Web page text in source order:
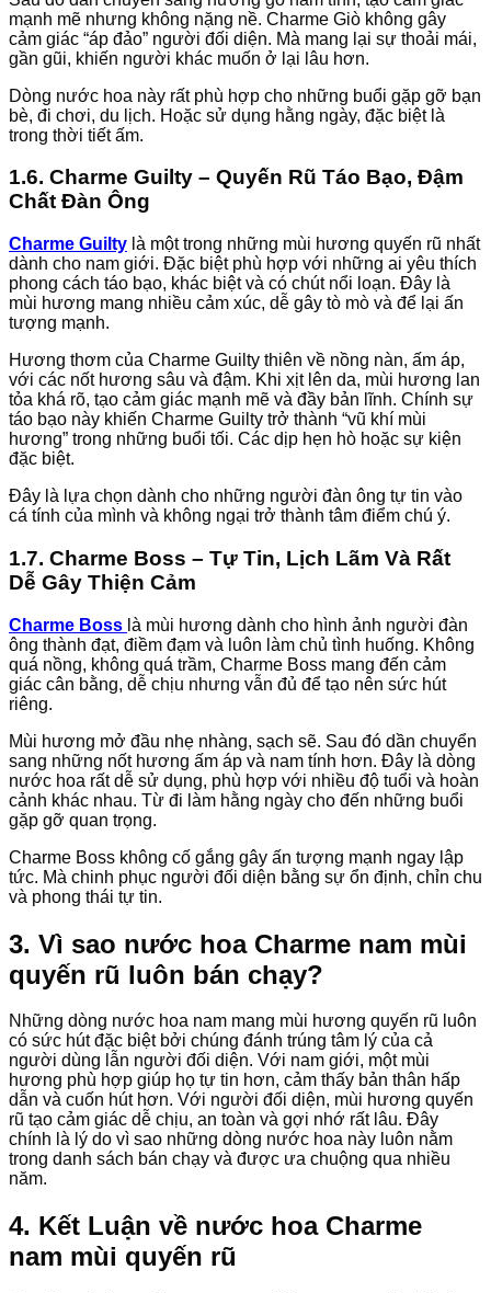
mạnh mẽ nhưng không nặng nề. Charme Giò không gây
cảm giác “áp đảo” người đối diện. Mà mang lại sự thoải mái,
gần gũi, khiến người khác muốn ở lại lâu hơn.
Dòng nước hoa này rất phù hợp cho những buổi gặp gỡ bạn
bè, đi chơi, du lịch. Hoặc sử dụng hằng ngày, đặc biệt là
trong thời tiết ấm.
1.6. Charme Guilty – Quyến Rũ Táo Bạo, Đậm
Chất Đàn Ông
Charme Guilty là một trong những mùi hương quyến rũ nhất
dành cho nam giới. Đặc biệt phù hợp với những ai yêu thích
phong cách táo bạo, khác biệt và có chút nổi loạn. Đây là
mùi hương mang nhiều cảm xúc, dễ gây tò mò và để lại ấn
tượng mạnh.
Hương thơm của Charme Guilty thiên về nồng nàn, ấm áp,
với các nốt hương sâu và đậm. Khi xịt lên da, mùi hương lan
tỏa khá rõ, tạo cảm giác mạnh mẽ và đầy bản lĩnh. Chính sự
táo bạo này khiến Charme Guilty trở thành “vũ khí mùi
hương” trong những buổi tối. Các dịp hẹn hò hoặc sự kiện
đặc biệt.
Đây là lựa chọn dành cho những người đàn ông tự tin vào
cá tính của mình và không ngại trở thành tâm điểm chú ý.
1.7. Charme Boss – Tự Tin, Lịch Lãm Và Rất
Dễ Gây Thiện Cảm
Charme Boss là mùi hương dành cho hình ảnh người đàn
ông thành đạt, điềm đạm và luôn làm chủ tình huống. Không
quá nồng, không quá trầm, Charme Boss mang đến cảm
giác cân bằng, dễ chịu nhưng vẫn đủ để tạo nên sức hút
riêng.
Mùi hương mở đầu nhẹ nhàng, sạch sẽ. Sau đó dần chuyển
sang những nốt hương ấm áp và nam tính hơn. Đây là dòng
nước hoa rất dễ sử dụng, phù hợp với nhiều độ tuổi và hoàn
cảnh khác nhau. Từ đi làm hằng ngày cho đến những buổi
gặp gỡ quan trọng.
Charme Boss không cố gắng gây ấn tượng mạnh ngay lập
tức. Mà chinh phục người đối diện bằng sự ổn định, chỉn chu
và phong thái tự tin.
3. Vì sao nước hoa Charme nam mùi
quyến rũ luôn bán chạy?
Những dòng nước hoa nam mang mùi hương quyến rũ luôn
có sức hút đặc biệt bởi chúng đánh trúng tâm lý của cả
người dùng lẫn người đối diện. Với nam giới, một mùi
hương phù hợp giúp họ tự tin hơn, cảm thấy bản thân hấp
dẫn và cuốn hút hơn. Với người đối diện, mùi hương quyến
rũ tạo cảm giác dễ chịu, an toàn và gợi nhớ rất lâu. Đây
chính là lý do vì sao những dòng nước hoa này luôn nằm
trong danh sách bán chạy và được ưa chuộng qua nhiều
năm.
4. Kết Luận về nước hoa Charme
nam mùi quyến rũ